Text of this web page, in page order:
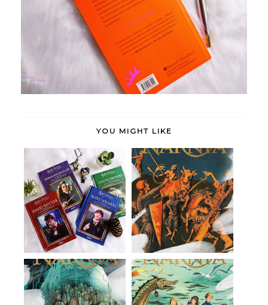
YOU MIGHT LIKE
Harry Potter: Guia
Cinematográfico ...
A Última Batalha (As
Crônicas de Ná...
A Viagem do